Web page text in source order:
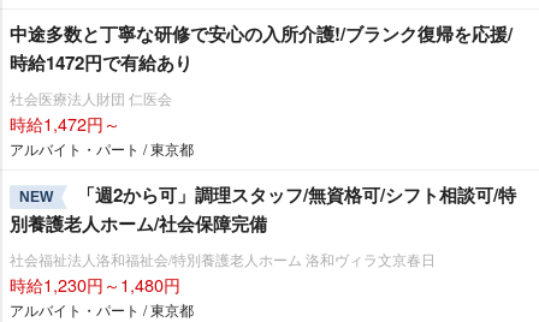
中途多数と丁寧な研修で安心の入所介護!/ブランク復帰を応援/
時給1472円で有給あり
社会医療法人財団 仁医会
時給1,472円～
アルバイト・パート / 東京都
NEW
「週2から可」調理スタッフ/無資格可/シフト相談可/特
別養護老人ホーム/社会保障完備
社会福祉法人洛和福祉会/特別養護老人ホーム 洛和ヴィラ文京春日
時給1,230円～1,480円
アルバイト・パート / 東京都